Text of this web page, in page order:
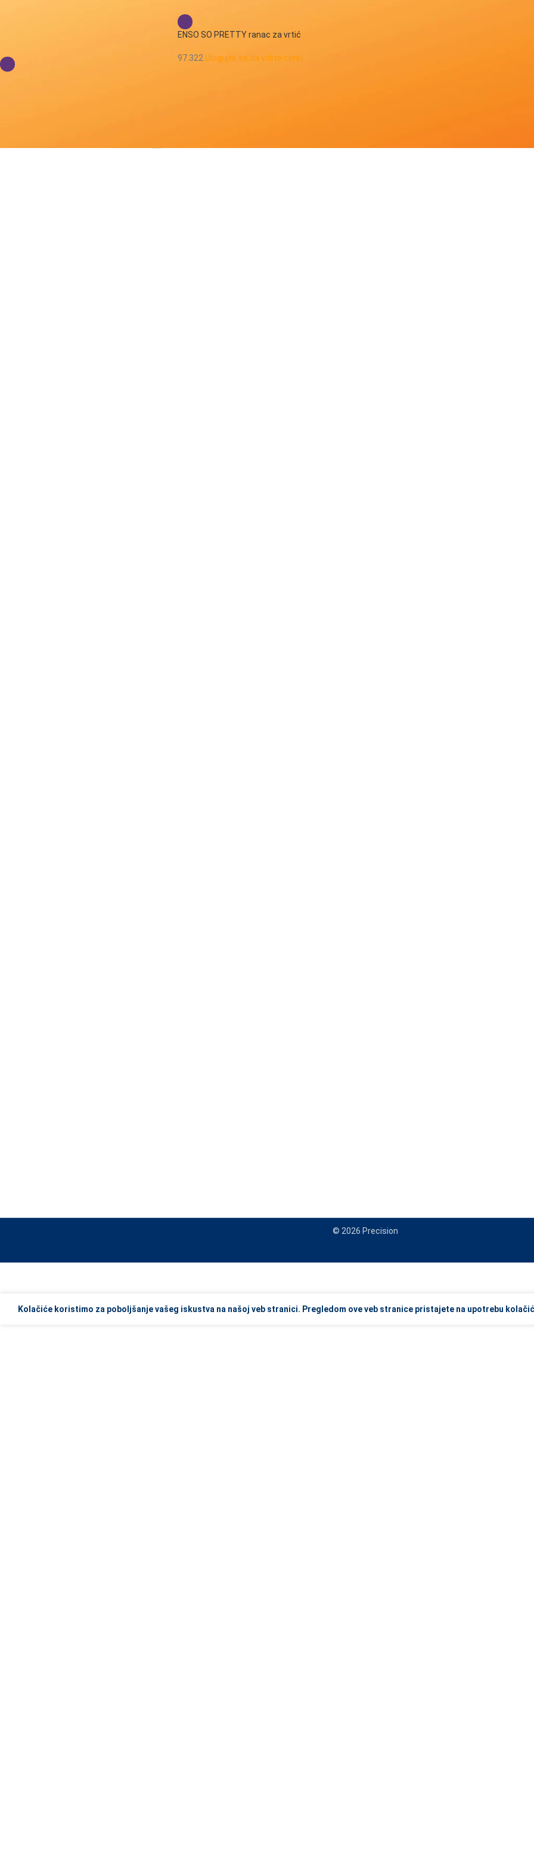
ENSO SO PRETTY ranac za vrtić
97.322 Ulogujte se da vidite cenu
© 2026 Precision
Kolačiće koristimo za poboljšanje vašeg iskustva na našoj veb stranici. Pregledom ove veb stranice pristajete na upotrebu